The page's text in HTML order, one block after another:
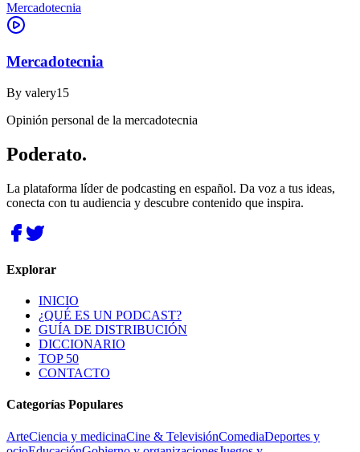
Mercadotecnia
Mercadotecnia
By valery15
Opinión personal de la mercadotecnia
Poderato.
La plataforma líder de podcasting en español. Da voz a tus ideas,
conecta con tu audiencia y descubre contenido que inspira.
Explorar
INICIO
¿QUÉ ES UN PODCAST?
GUÍA DE DISTRIBUCIÓN
DICCIONARIO
TOP 50
CONTACTO
Categorías Populares
ArteCiencia y medicinaCine & TelevisiónComediaDeportes y